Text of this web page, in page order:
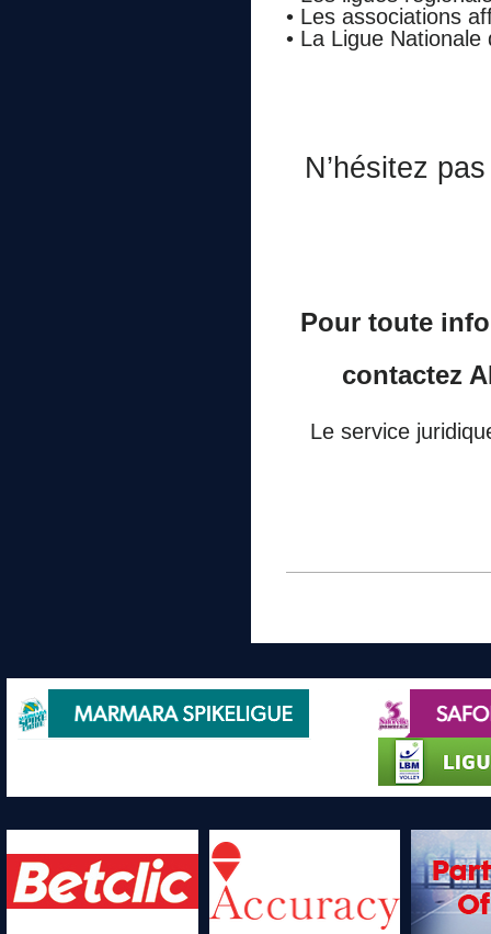
• Les associations
• La Ligue Nationale
N’hésitez
Pour toute
contactez
Le service